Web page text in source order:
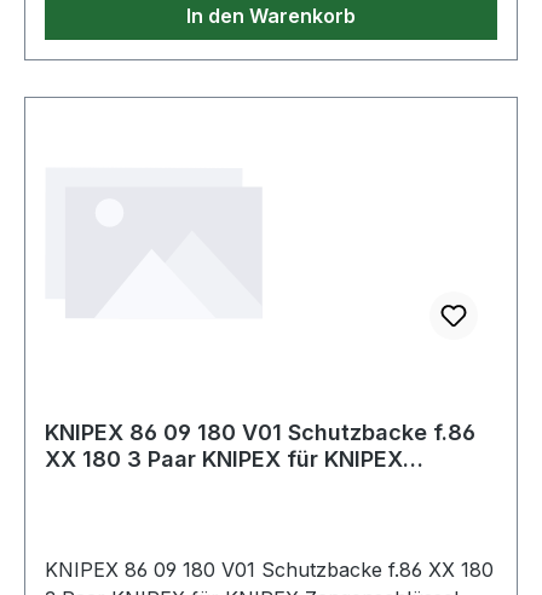
In den Warenkorb
KNIPEX 86 09 180 V01 Schutzbacke f.86
XX 180 3 Paar KNIPEX für KNIPEX
KNIPEX 86 09 180 V01 Schutzbacke f.86 XX 180